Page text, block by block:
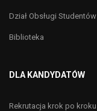
Dział Obsługi Studentów
Biblioteka
DLA KANDYDATÓW
Rekrutacja krok po kroku